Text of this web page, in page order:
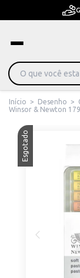
Início > Desenho >
Winsor & Newton
Esgotado